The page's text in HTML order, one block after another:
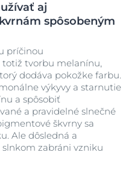
aj
spôsobeným
príčinou
tvorbu melanínu,
dodáva pokožke farbu.
výkyvy a starnutie
a spôsobiť
a pravidelné slnečné
škvrny sa
Ale dôsledná a
zabráni vzniku